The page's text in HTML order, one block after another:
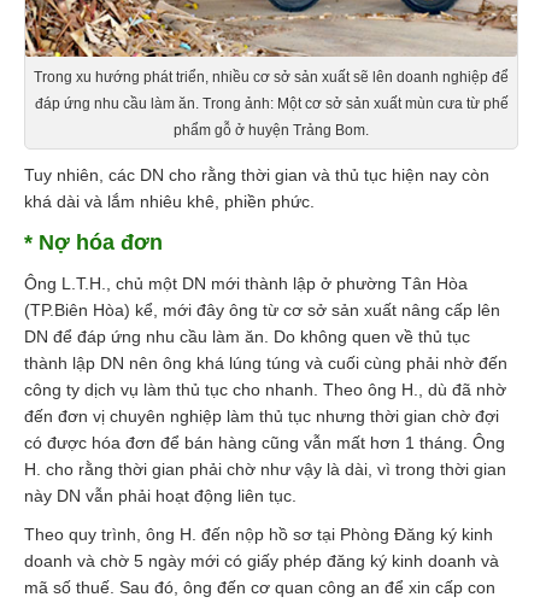
Trong xu hướng phát triển, nhiều cơ sở sản xuất sẽ lên doanh nghiệp để
đáp ứng nhu cầu làm ăn. Trong ảnh: Một cơ sở sản xuất mùn cưa từ phế
phẩm gỗ ở huyện Trảng Bom.
Tuy nhiên, các DN cho rằng thời gian và thủ tục hiện nay còn
khá dài và lắm nhiêu khê, phiền phức.
* Nợ hóa đơn
Ông L.T.H., chủ một DN mới thành lập ở phường Tân Hòa
(TP.Biên Hòa) kể, mới đây ông từ cơ sở sản xuất nâng cấp lên
DN để đáp ứng nhu cầu làm ăn. Do không quen về thủ tục
thành lập DN nên ông khá lúng túng và cuối cùng phải nhờ đến
công ty dịch vụ làm thủ tục cho nhanh. Theo ông H., dù đã nhờ
đến đơn vị chuyên nghiệp làm thủ tục nhưng thời gian chờ đợi
có được hóa đơn để bán hàng cũng vẫn mất hơn 1 tháng. Ông
H. cho rằng thời gian phải chờ như vậy là dài, vì trong thời gian
này DN vẫn phải hoạt động liên tục.
Theo quy trình, ông H. đến nộp hồ sơ tại Phòng Đăng ký kinh
doanh và chờ 5 ngày mới có giấy phép đăng ký kinh doanh và
mã số thuế. Sau đó, ông đến cơ quan công an để xin cấp con